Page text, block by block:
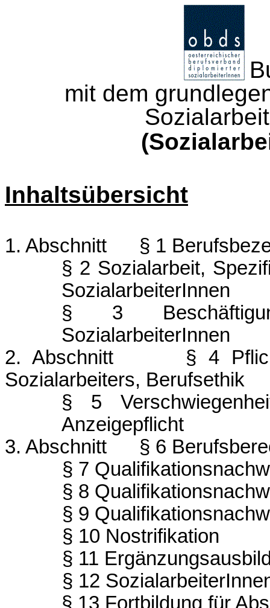
mit dem
Inhaltsübersicht
1. Abschnitt
§ 1
§ 2 Sozialarbeit,
SozialarbeiterInnen
§ 3
SozialarbeiterInnen
2. Abschnitt
§ 4
Sozialarbeiters, Berufsethik
§ 5
Anzeigepflicht
3. Abschnitt
§ 6
§ 7
§ 8
§ 9
§ 10 Nostrifikation
§ 11
§ 12
§ 13 Fortbildung für